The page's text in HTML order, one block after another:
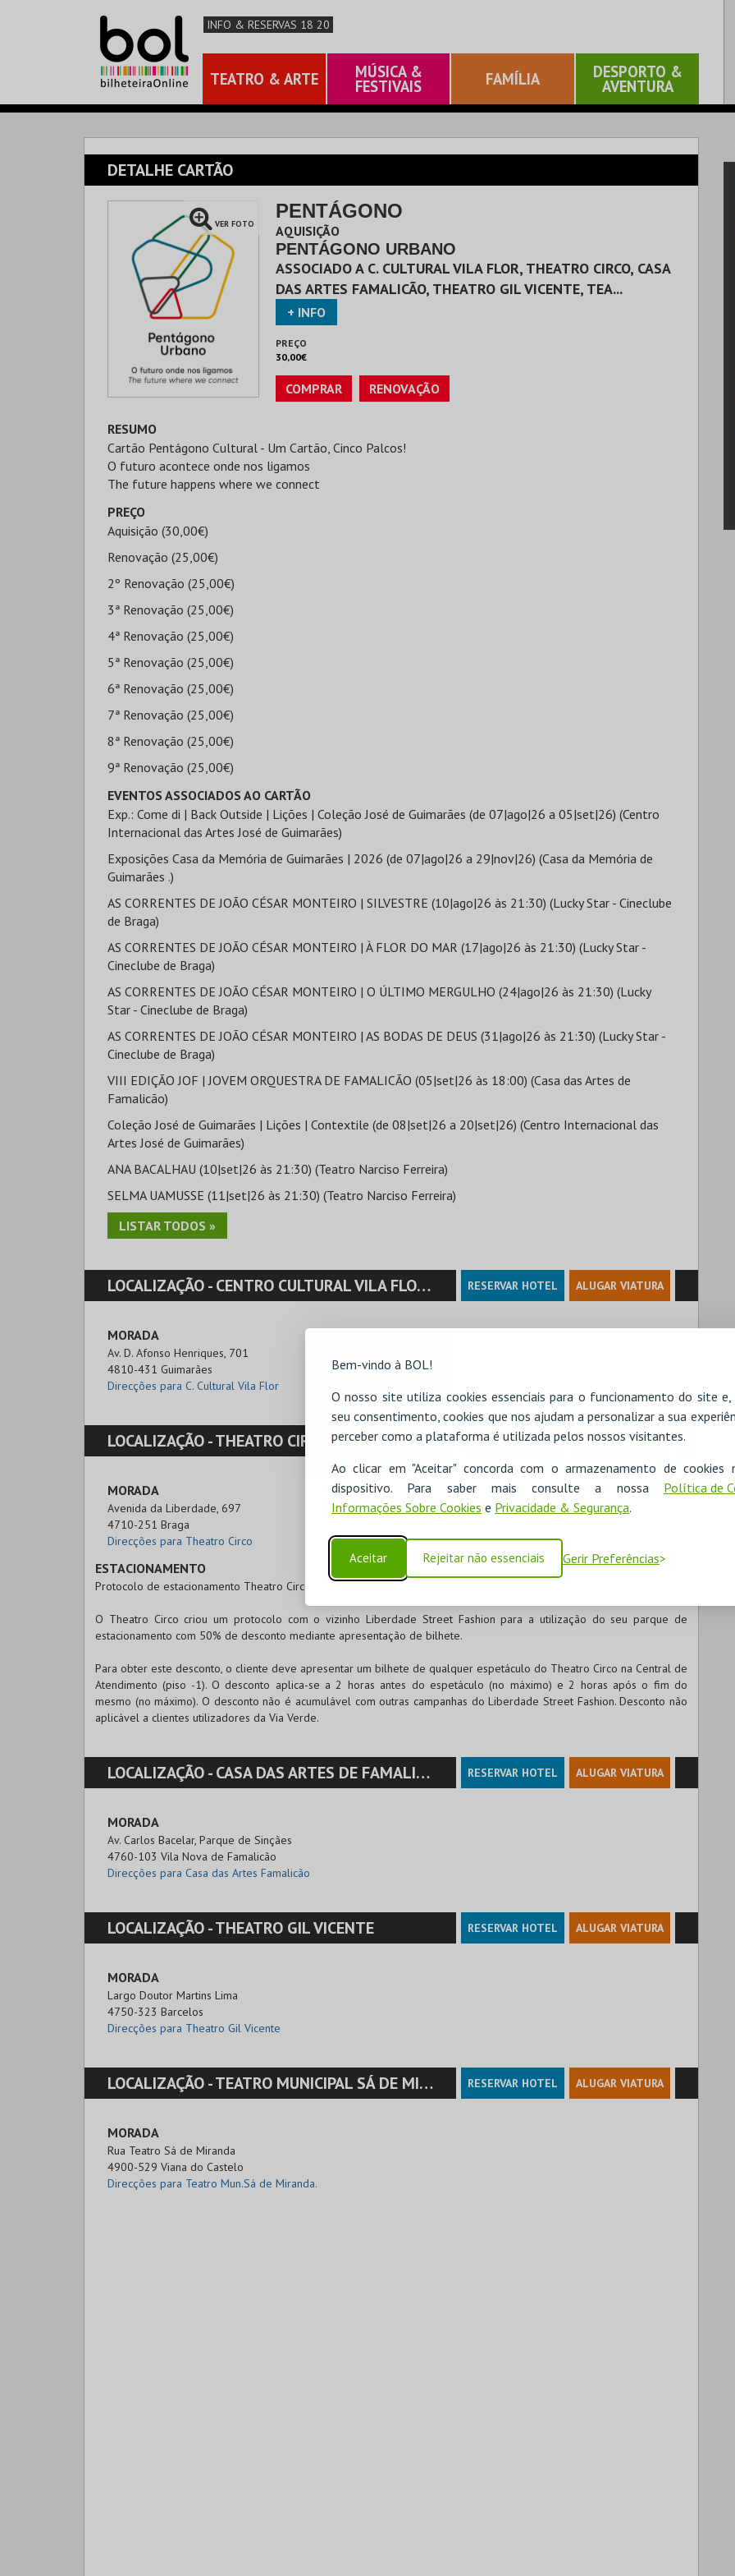
Bem-vindo à BOL!
O nosso site utiliza cookies essenciais para o funcionamento do site
seu consentimento, cookies que nos ajudam a personalizar a sua
perceber como a plataforma é utilizada pelos nossos visitantes.
Ao clicar em "Aceitar" concorda com o armazenamento de cookies
dispositivo. Para saber mais consulte a nossa Política de
Informações Sobre Cookies e Privacidade & Segurança.
Aceitar Rejeitar não essenciais Gerir Preferências
INFO & RESERVAS 18 20
TEATRO & ARTE MÚSICA &
FESTIVAIS FAMÍLIA DESPORTO &
AVENTURA
DETALHE CARTÃO
VER FOTO
PENTÁGONO
AQUISIÇÃO
PENTÁGONO URBANO
ASSOCIADO A C. CULTURAL VILA FLOR, THEATRO CIRCO, CASA
DAS ARTES FAMALICÃO, THEATRO GIL VICENTE, TEA...
+ INFO
PREÇO
30,00€
COMPRAR RENOVAÇÃO
RESUMO
Cartão Pentágono Cultural - Um Cartão, Cinco Palcos!
O futuro acontece onde nos ligamos
The future happens where we connect
PREÇO
Aquisição (30,00€)
Renovação (25,00€)
2º Renovação (25,00€)
3ª Renovação (25,00€)
4ª Renovação (25,00€)
5ª Renovação (25,00€)
6ª Renovação (25,00€)
7ª Renovação (25,00€)
8ª Renovação (25,00€)
9ª Renovação (25,00€)
EVENTOS ASSOCIADOS AO CARTÃO
Exp.: Come di | Back Outside | Lições | Coleção José de Guimarães (de 07|ago|26 a 05|set|26) (Centro
Internacional das Artes José de Guimarães)
Exposições Casa da Memória de Guimarães | 2026 (de 07|ago|26 a 29|nov|26) (Casa da Memória de
Guimarães .)
AS CORRENTES DE JOÃO CÉSAR MONTEIRO | SILVESTRE (10|ago|26 às 21:30) (Lucky Star - Cineclube
de Braga)
AS CORRENTES DE JOÃO CÉSAR MONTEIRO | À FLOR DO MAR (17|ago|26 às 21:30) (Lucky Star -
Cineclube de Braga)
AS CORRENTES DE JOÃO CÉSAR MONTEIRO | O ÚLTIMO MERGULHO (24|ago|26 às 21:30) (Lucky
Star - Cineclube de Braga)
AS CORRENTES DE JOÃO CÉSAR MONTEIRO | AS BODAS DE DEUS (31|ago|26 às 21:30) (Lucky Star -
Cineclube de Braga)
VIII EDIÇÃO JOF | JOVEM ORQUESTRA DE FAMALICÃO (05|set|26 às 18:00) (Casa das Artes de
Famalicão)
Coleção José de Guimarães | Lições | Contextile (de 08|set|26 a 20|set|26) (Centro Internacional das
Artes José de Guimarães)
ANA BACALHAU (10|set|26 às 21:30) (Teatro Narciso Ferreira)
SELMA UAMUSSE (11|set|26 às 21:30) (Teatro Narciso Ferreira)
LISTAR TODOS »
LOCALIZAÇÃO -CENTRO CULTURAL VILA FLOR - GUIMARÃES RESERVAR HOTEL ALUGAR VIATURA
MORADA
Av. D. Afonso Henriques, 701
4810-431 Guimarães
Direcções para C. Cultural Vila Flor
LOCALIZAÇÃO -THEATRO CIRCO RESERVAR HOTEL ALUGAR VIATURA
MORADA
Avenida da Liberdade, 697
4710-251 Braga
Direcções para Theatro Circo
ESTACIONAMENTO
Protocolo de estacionamento Theatro Circo x Liberdade Street Fashion
O Theatro Circo criou um protocolo com o vizinho Liberdade Street Fashion para a utilização do seu parque de
estacionamento com 50% de desconto mediante apresentação de bilhete.
Para obter este desconto, o cliente deve apresentar um bilhete de qualquer espetáculo do Theatro Circo na Central de
Atendimento (piso -1). O desconto aplica-se a 2 horas antes do espetáculo (no máximo) e 2 horas após o fim do
mesmo (no máximo). O desconto não é acumulável com outras campanhas do Liberdade Street Fashion. Desconto não
aplicável a clientes utilizadores da Via Verde.
LOCALIZAÇÃO -CASA DAS ARTES DE FAMALICÃO RESERVAR HOTEL ALUGAR VIATURA
MORADA
Av. Carlos Bacelar, Parque de Sinçães
4760-103 Vila Nova de Famalicão
Direcções para Casa das Artes Famalicão
LOCALIZAÇÃO -THEATRO GIL VICENTE RESERVAR HOTEL ALUGAR VIATURA
MORADA
Largo Doutor Martins Lima
4750-323 Barcelos
Direcções para Theatro Gil Vicente
LOCALIZAÇÃO -TEATRO MUNICIPAL SÁ DE MIRANDA. RESERVAR HOTEL ALUGAR VIATURA
MORADA
Rua Teatro Sá de Miranda
4900-529 Viana do Castelo
Direcções para Teatro Mun.Sá de Miranda.